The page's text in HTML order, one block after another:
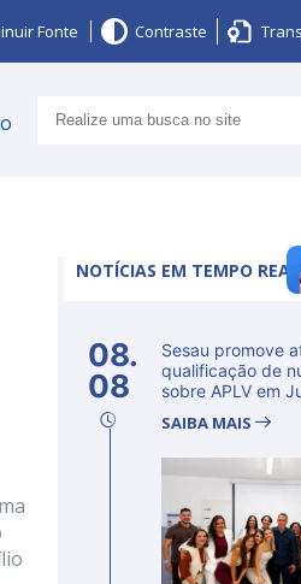
Fonte Contraste
NOTÍCIAS EM TEMPO REAL
08.
08
Sesau promove
qualificação de
sobre APLV em
SAIBA MAIS